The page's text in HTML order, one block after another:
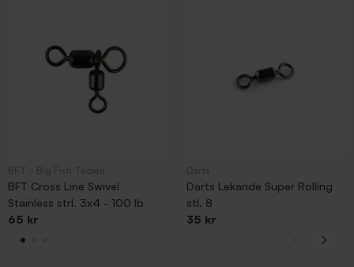
BFT Cross Line Swivel
Stainless strl. 3x4 - 100 lb
65 kr
Darts Lekande Super Rolling
stl. 8
35 kr